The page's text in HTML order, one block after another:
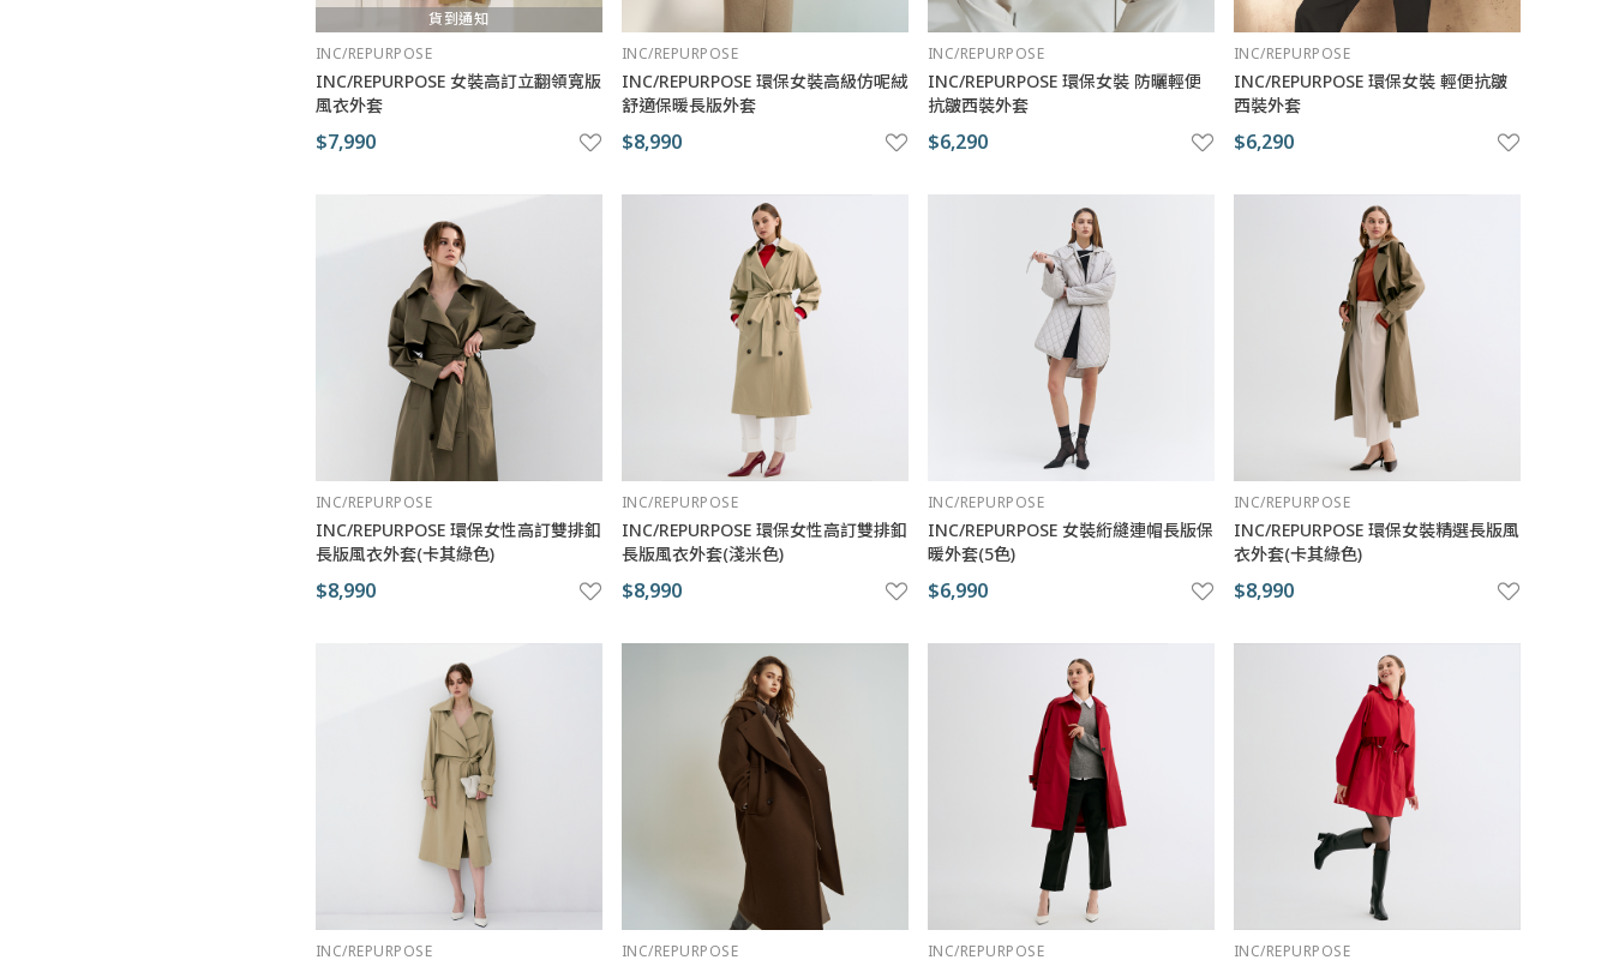
貨到通知
INC/REPURPOSE
INC/REPURPOSE 女裝高訂立翻領寬版
風衣外套
$7,990
INC/REPURPOSE
INC/REPURPOSE 環保女裝高級仿呢絨
舒適保暖長版外套
$8,990
INC/REPURPOSE
INC/REPURPOSE 環保女裝 防曬輕便
抗皺西裝外套
$6,290
INC/REPURPOSE
INC/REPURPOSE 環保女裝 輕便抗皺
西裝外套
$6,290
INC/REPURPOSE
INC/REPURPOSE 環保女性高訂雙排釦
長版風衣外套(卡其綠色)
$8,990
INC/REPURPOSE
INC/REPURPOSE 環保女性高訂雙排釦
長版風衣外套(淺米色)
$8,990
INC/REPURPOSE
INC/REPURPOSE 女裝絎縫連帽長版保
暖外套(5色)
$6,990
INC/REPURPOSE
INC/REPURPOSE 環保女裝精選長版風
衣外套(卡其綠色)
$8,990
INC/REPURPOSE INC/REPURPOSE INC/REPURPOSE INC/REPURPOSE